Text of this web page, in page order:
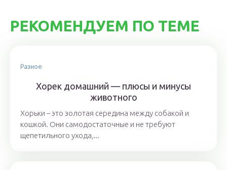
РЕКОМЕНДУЕМ ПО ТЕМЕ
Разное
Хорек домашний — плюсы и минусы
животного
Хорьки – это золотая середина между собакой и
кошкой. Они самодостаточные и не требуют
щепетильного ухода,...